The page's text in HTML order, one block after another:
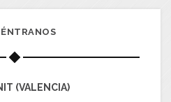
(VALENCIA)